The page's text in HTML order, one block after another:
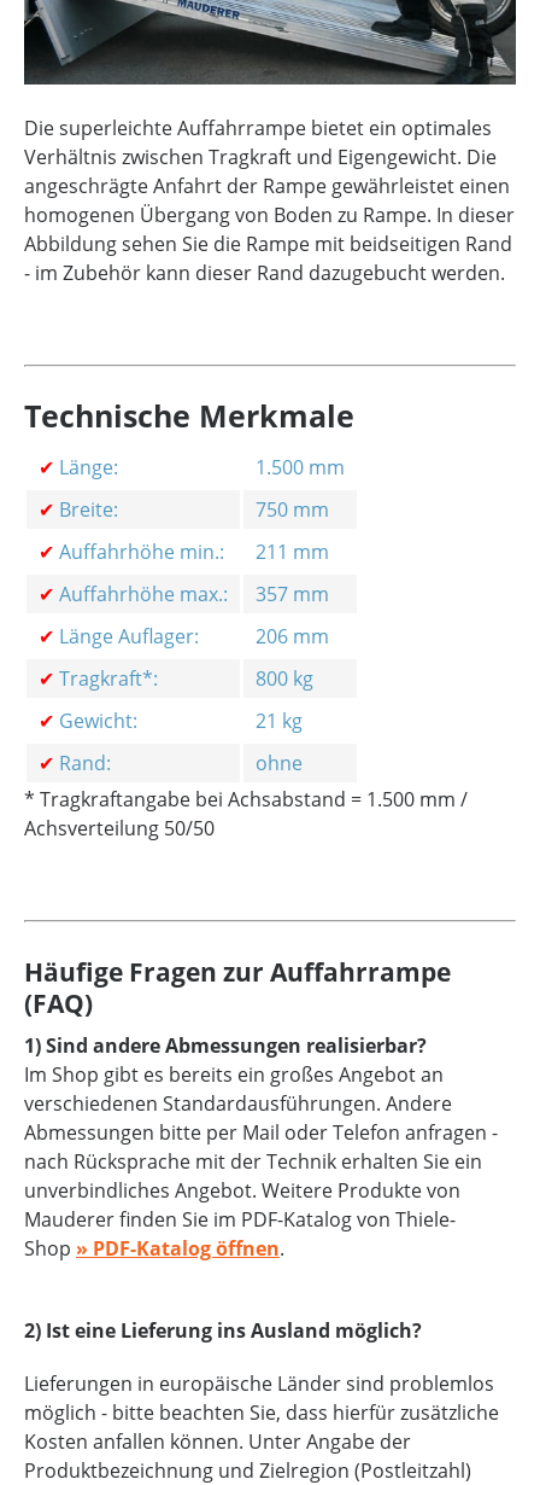
Die superleichte Auffahrrampe bietet ein optimales
Verhältnis zwischen Tragkraft und Eigengewicht. Die
angeschrägte Anfahrt der Rampe gewährleistet einen
homogenen Übergang von Boden zu Rampe. In dieser
Abbildung sehen Sie die Rampe mit beidseitigen Rand
- im Zubehör kann dieser Rand dazugebucht werden.
Technische Merkmale
✔ Länge:
1.500 mm
✔ Breite:
750 mm
✔ Auffahrhöhe min.:
211 mm
✔ Auffahrhöhe max.:
357 mm
✔ Länge Auflager:
206 mm
✔ Tragkraft*:
800 kg
✔ Gewicht:
21 kg
✔ Rand:
ohne
* Tragkraftangabe bei Achsabstand = 1.500 mm /
Achsverteilung 50/50
Häufige Fragen zur Auffahrrampe
(FAQ)
1) Sind andere Abmessungen realisierbar?
Im Shop gibt es bereits ein großes Angebot an
verschiedenen Standardausführungen. Andere
Abmessungen bitte per Mail oder Telefon anfragen -
nach Rücksprache mit der Technik erhalten Sie ein
unverbindliches Angebot. Weitere Produkte von
Mauderer finden Sie im PDF-Katalog von Thiele-
Shop » PDF-Katalog öffnen.
2) Ist eine Lieferung ins Ausland möglich?
Lieferungen in europäische Länder sind problemlos
möglich - bitte beachten Sie, dass hierfür zusätzliche
Kosten anfallen können. Unter Angabe der
Produktbezeichnung und Zielregion (Postleitzahl)